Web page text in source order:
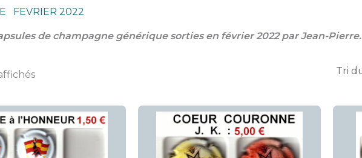
FEVRIER 2022
de champagne générique sorties en février 2022 par Jean-Pierre.